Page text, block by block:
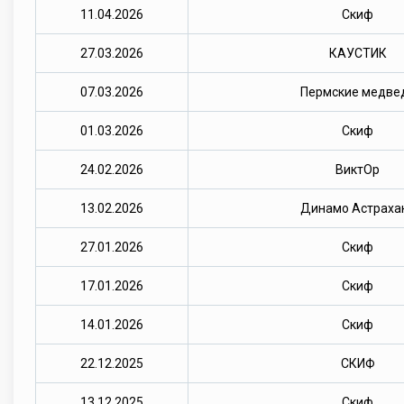
11.04.2026 Скиф
27.03.2026 КАУСТИК
07.03.2026 Пермские
01.03.2026 Скиф
24.02.2026 ВиктОр
13.02.2026 Динамо
27.01.2026 Скиф
17.01.2026 Скиф
14.01.2026 Скиф
22.12.2025 СКИФ